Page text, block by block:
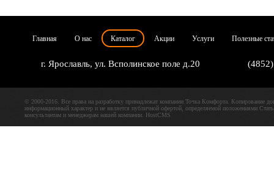
Главная О нас Каталог Акции Услуги Полезные
г. Ярославль, ул. Всполинское поле д.20
© 2000-2016. Все права на разработку принадлежат компании Точка Комфорта. Копирование
информационный характер и не является публичной офертой, определяемой
консультантам и менеджерам нашей компании. HostCMS